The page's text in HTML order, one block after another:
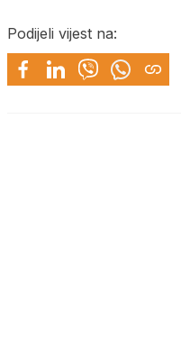
Podijeli vijest na: